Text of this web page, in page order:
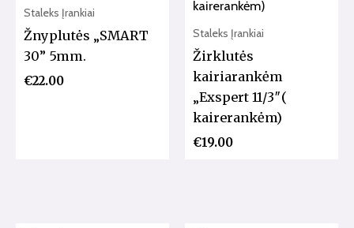
Staleks Įrankiai
Žnyplutės „SMART
30” 5mm.
€22.00
Staleks Įrankiai
Žirklutės
kairiarankėm
„Exspert 11/3″(
kairerankėm)
€19.00